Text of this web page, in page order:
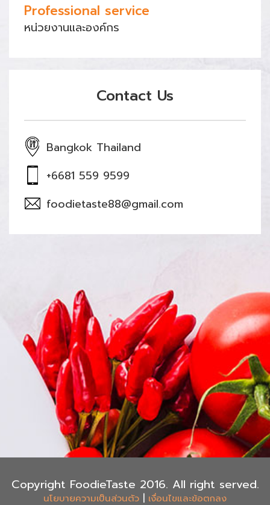
Professional service
หน่วยงานและองค์กร
Contact Us
Bangkok Thailand
+6681 559 9599
foodietaste88@gmail.com
Copyright FoodieTaste 2016. All right served.
นโยบายความเป็นส่วนตัว | เงื่อนไขและข้อตกลง